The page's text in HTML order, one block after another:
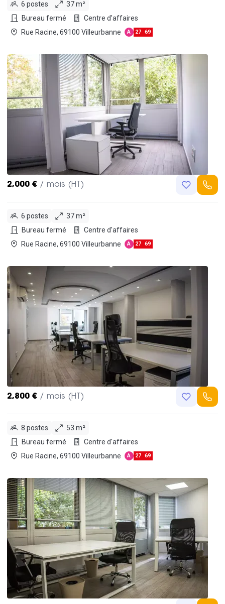
6 postes
37 m²
Bureau fermé
Centre d'affaires
Rue Racine, 69100 Villeurbanne
A 27 69
2,000 € / mois (HT)
6 postes
37 m²
Bureau fermé
Centre d'affaires
Rue Racine, 69100 Villeurbanne
A 27 69
2,800 € / mois (HT)
8 postes
53 m²
Bureau fermé
Centre d'affaires
Rue Racine, 69100 Villeurbanne
A 27 69